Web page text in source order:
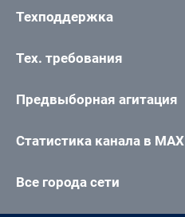
Техподдержка
Тех. требования
Предвыборная агитация
Статистика канала в MAX
Все города сети